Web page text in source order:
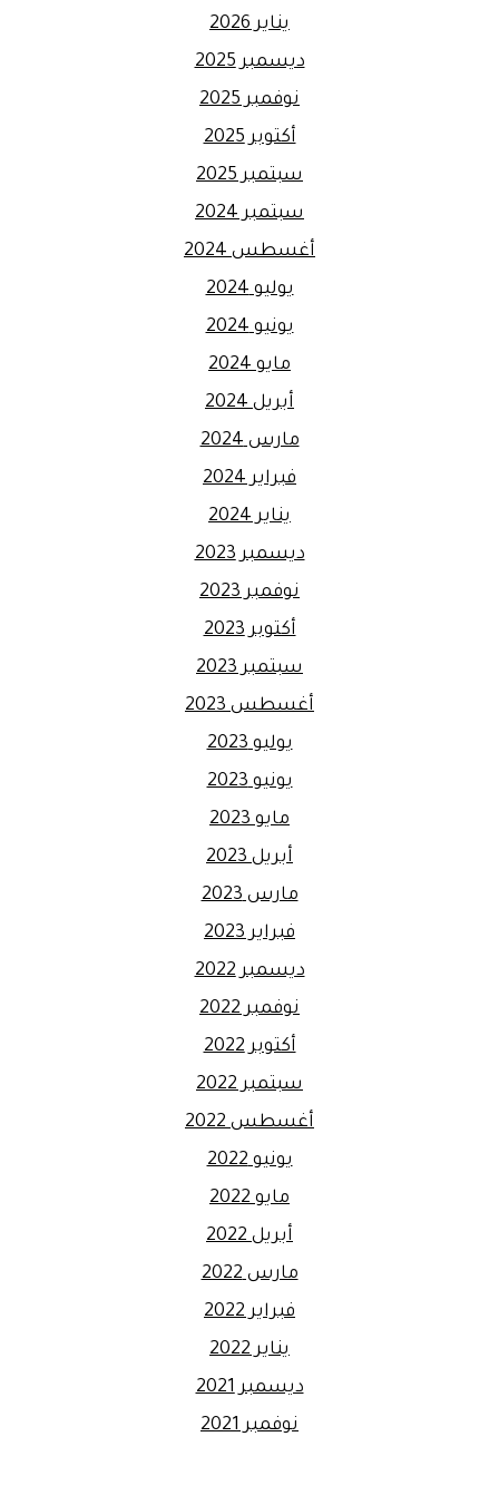
يناير 2026
ديسمبر 2025
نوفمبر 2025
أكتوبر 2025
سبتمبر 2025
سبتمبر 2024
أغسطس 2024
يوليو 2024
يونيو 2024
مايو 2024
أبريل 2024
مارس 2024
فبراير 2024
يناير 2024
ديسمبر 2023
نوفمبر 2023
أكتوبر 2023
سبتمبر 2023
أغسطس 2023
يوليو 2023
يونيو 2023
مايو 2023
أبريل 2023
مارس 2023
فبراير 2023
ديسمبر 2022
نوفمبر 2022
أكتوبر 2022
سبتمبر 2022
أغسطس 2022
يونيو 2022
مايو 2022
أبريل 2022
مارس 2022
فبراير 2022
يناير 2022
ديسمبر 2021
نوفمبر 2021